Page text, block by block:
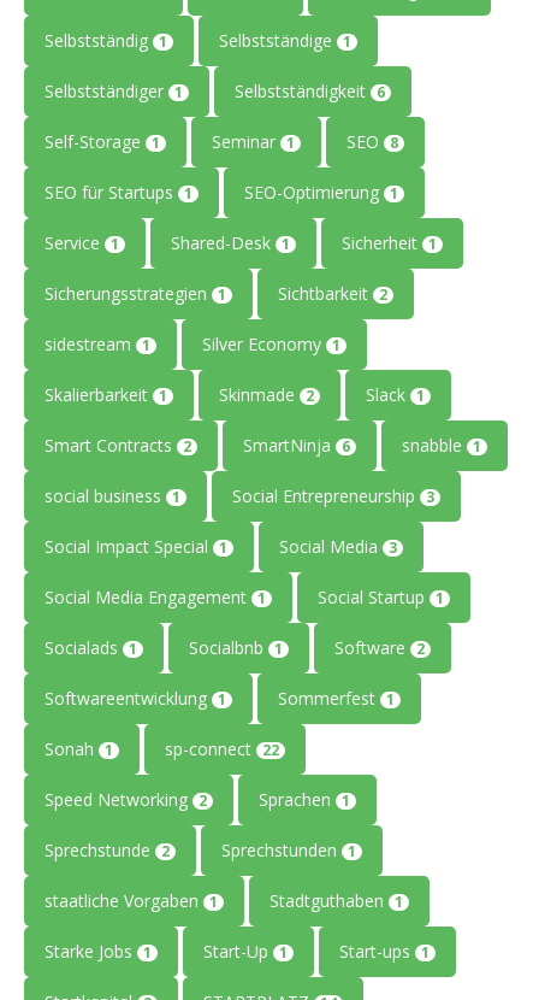
Selbstständig 1 Selbstständige 1
Selbstständiger 1 Selbstständigkeit 6
Self-Storage 1 Seminar 1 SEO 8
SEO für Startups 1 SEO-Optimierung 1
Service 1 Shared-Desk 1 Sicherheit 1
Sicherungsstrategien 1 Sichtbarkeit 2
sidestream 1 Silver Economy 1
Skalierbarkeit 1 Skinmade 2 Slack 1
Smart Contracts 2 SmartNinja 6 snabble 1
social business 1 Social Entrepreneurship 3
Social Impact Special 1 Social Media 3
Social Media Engagement 1 Social Startup 1
Socialads 1 Socialbnb 1 Software 2
Softwareentwicklung 1 Sommerfest 1
Sonah 1 sp-connect 22
Speed Networking 2 Sprachen 1
Sprechstunde 2 Sprechstunden 1
staatliche Vorgaben 1 Stadtguthaben 1
Starke Jobs 1 Start-Up 1 Start-ups 1